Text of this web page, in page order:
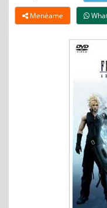
Menéame